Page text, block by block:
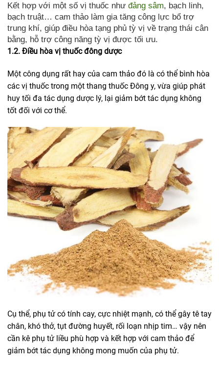
Kết hợp với một số vị thuốc như đảng sâm, bạch linh,
bạch truật… cam thảo làm gia tăng công lực bổ trợ
trung khí, giúp điều hòa tạng phủ tỳ vị về trạng thái cân
bằng, hỗ trợ công năng tỳ vị được tối ưu.
1.2. Điều hòa vị thuốc đông dược
Một công dụng rất hay của cam thảo đó là có thể bình hòa
các vị thuốc trong một thang thuốc Đông y, vừa giúp phát
huy tối đa tác dụng dược lý, lại giảm bớt tác dụng không
tốt đối với cơ thể.
Cụ thể, phụ tử có tính cay, cực nhiệt mạnh, có thể gây tê tay
chân, khó thở, tụt đường huyết, rối loạn nhịp tim… vậy nên
cần kê phụ tử liều phù hợp và kết hợp với cam thảo để
giảm bớt tác dụng không mong muốn của phụ tử.